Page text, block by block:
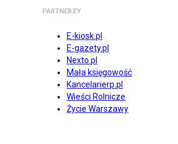
PARTNERZY
E-kiosk.pl
E-gazety.pl
Nexto.pl
Mała księgowość
Kancelarierp.pl
Wieści Rolnicze
Życie Warszawy